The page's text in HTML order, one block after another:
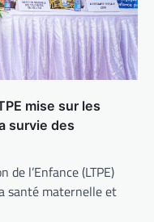
mise sur les
survie des
l’Enfance (LTPE)
santé maternelle et